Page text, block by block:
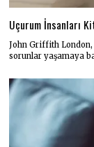
Uçurum İnsanları
John Griffith
sorunlar yaşamaya